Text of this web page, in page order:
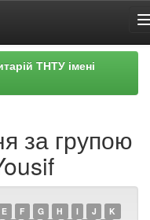
ТНТУ імені
за групою
E F G H I J
K